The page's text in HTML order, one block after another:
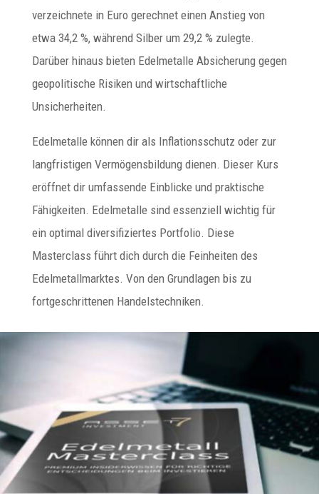
verzeichnete in Euro gerechnet einen Anstieg von
etwa 34,2 %, während Silber um 29,2 % zulegte. ​
Darüber hinaus bieten Edelmetalle Absicherung gegen
geopolitische Risiken und wirtschaftliche
Unsicherheiten.
Edelmetalle können dir als Inflationsschutz oder zur
langfristigen Vermögensbildung dienen. Dieser Kurs
eröffnet dir umfassende Einblicke und praktische
Fähigkeiten. Edelmetalle sind essenziell wichtig für
ein optimal diversifiziertes Portfolio. Diese
Masterclass führt dich durch die Feinheiten des
Edelmetallmarktes. Von den Grundlagen bis zu
fortgeschrittenen Handelstechniken.